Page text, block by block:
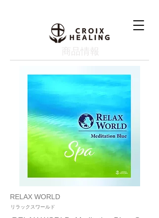
​商品情報
RELAX WORLD
リラックスワールド